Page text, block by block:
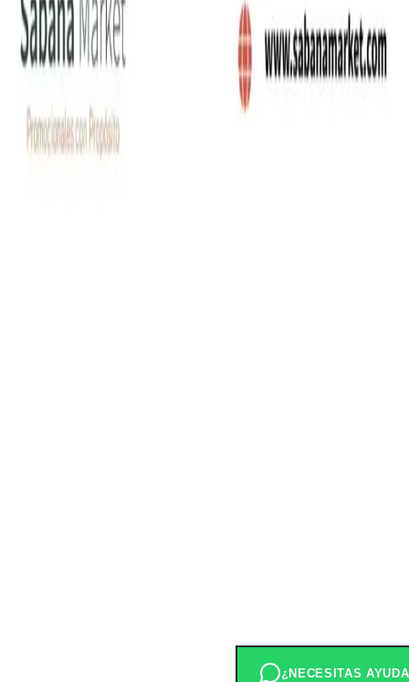
Carrera 5 # 26-120 Bloque B, OFI. 402,
Funza,Cundinamarca
Sabana Market SAS. Todos los derechos
reservados.
Política de Privacidad
¿NECESITAS